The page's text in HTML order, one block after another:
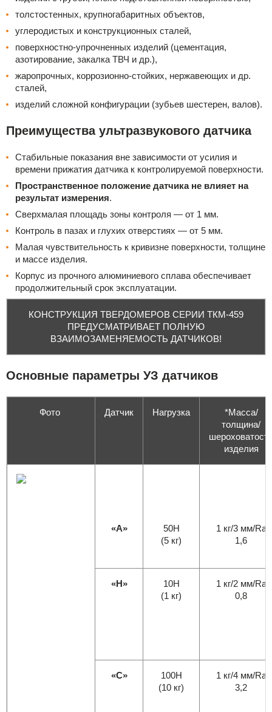
толстостенных, крупногабаритных объектов,
углеродистых и конструкционных сталей,
поверхностно-упрочненных изделий (цементация,
азотирование, закалка ТВЧ и др.),
жаропрочных, коррозионно-стойких, нержавеющих и др.
сталей,
изделий сложной конфигурации (зубьев шестерен, валов).
Преимущества ультразвукового датчика
Стабильные показания вне зависимости от усилия и
времени прижатия датчика к контролируемой поверхности.
Пространственное положение датчика не влияет на
результат измерения.
Сверхмалая площадь зоны контроля — от 1 мм.
Контроль в пазах и глухих отверстиях — от 5 мм.
Малая чувствительность к кривизне поверхности, толщине
и массе изделия.
Корпус из прочного алюминиевого сплава обеспечивает
продолжительный срок эксплуатации.
КОНСТРУКЦИЯ ТВЕРДОМЕРОВ СЕРИИ ТКМ-459
ПРЕДУСМАТРИВАЕТ ПОЛНУЮ
ВЗАИМОЗАМЕНЯЕМОСТЬ ДАТЧИКОВ!
Основные параметры УЗ датчиков
Фото Датчик Нагрузка
*Масса/
толщина/
изделия
«А»
50H
(5 кг)
1 кг/3 мм/Ra
1,6
«H»
10H
(1 кг)
1 кг/2 мм/Ra
0,8
«С»
100H
(10 кг)
1 кг/4 мм/Ra
3,2